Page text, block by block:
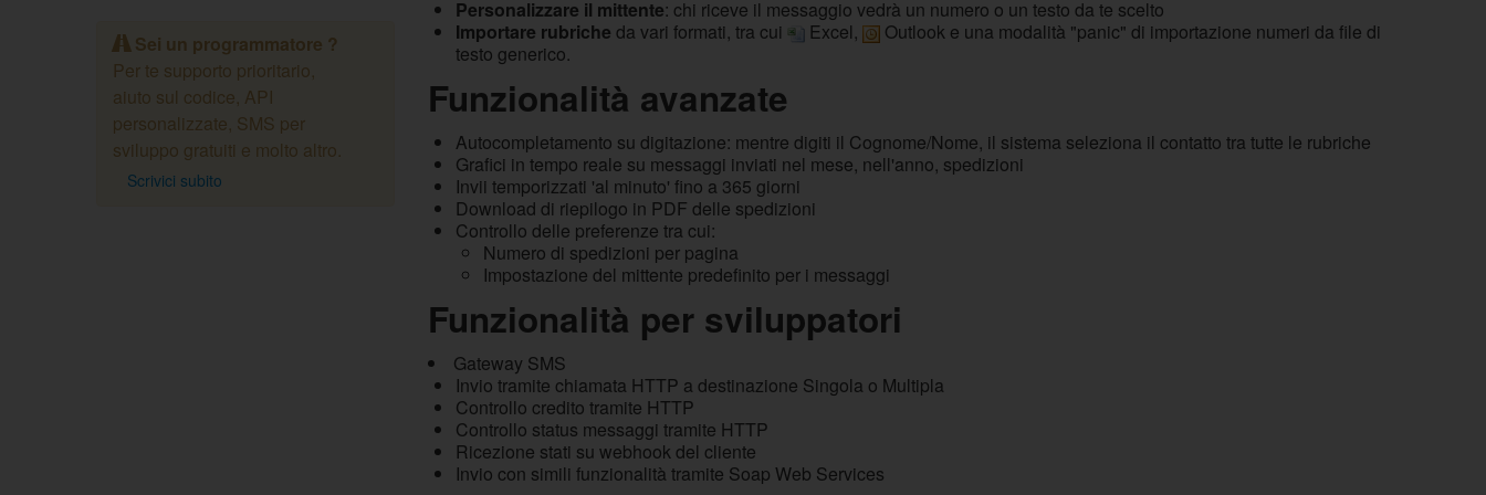
Sei un programmatore ?
Per te supporto prioritario,
aiuto sul codice, API
personalizzate, SMS per
sviluppo gratuiti e molto altro.
Scrivici subito
Personalizzare il mittente: chi riceve il messaggio vedrà un numero o un testo da te scelto
Importare rubriche da vari formati, tra cui Excel,
Outlook e una modalità "panic" di importazione numeri da file di
testo generico.
Funzionalità avanzate
Autocompletamento su digitazione: mentre digiti il Cognome/Nome, il sistema seleziona il contatto tra tutte le rubriche
Grafici in tempo reale su messaggi inviati nel mese, nell'anno, spedizioni
Invii temporizzati 'al minuto' fino a 365 giorni
Download di riepilogo in PDF delle spedizioni
Controllo delle preferenze tra cui:
Numero di spedizioni per pagina
Impostazione del mittente predefinito per i messaggi
Funzionalità per sviluppatori
Gateway SMS
Invio tramite chiamata HTTP a destinazione Singola o Multipla
Controllo credito tramite HTTP
Controllo status messaggi tramite HTTP
Ricezione stati su webhook del cliente
Invio con simili funzionalità tramite Soap Web Services